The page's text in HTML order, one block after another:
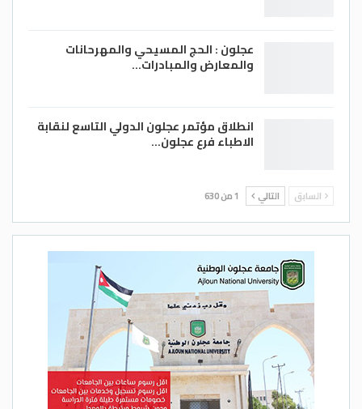
عجلون : الحج المسيحي والمهرحانات
والمعارض والمبادرات…
انطلاق مؤتمر عجلون الدولي التاسع لنقابة
الاطباء فرع عجلون…
السابق التالي 1 من 630